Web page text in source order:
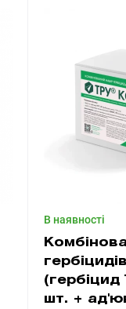
В наявності
(гербіцид
шт. +